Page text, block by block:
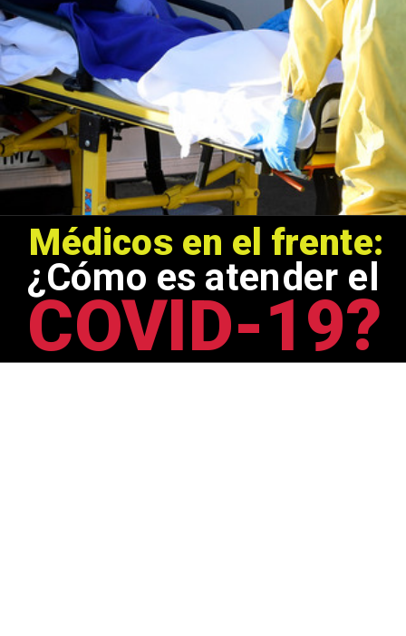
Médicos en el frente:
¿Cómo es atender el
COVID-19?